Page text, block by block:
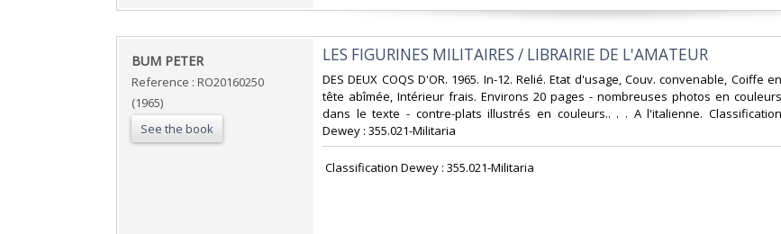
‎BUM PETER‎
Reference : RO20160250
(1965)
See the book
‎LES FIGURINES MILITAIRES / LIBRAIRIE DE L'AMATEUR‎
‎DES DEUX COQS D'OR. 1965. In-12. Relié. Etat d'usage, Couv. convenable, Coiffe en
tête abîmée, Intérieur frais. Environs 20 pages - nombreuses photos en couleurs
dans le texte - contre-plats illustrés en couleurs.. . . A l'italienne. Classification
Dewey : 355.021-Militaria‎
‎ Classification Dewey : 355.021-Militaria‎